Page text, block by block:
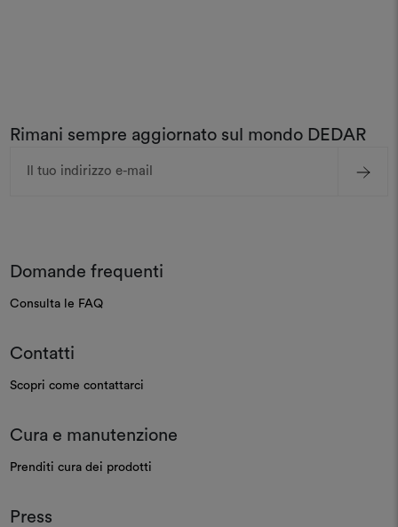
Rimani sempre aggiornato sul mondo DEDAR
Domande frequenti
Consulta le FAQ
Contatti
Scopri come contattarci
Cura e manutenzione
Prenditi cura dei prodotti
Press